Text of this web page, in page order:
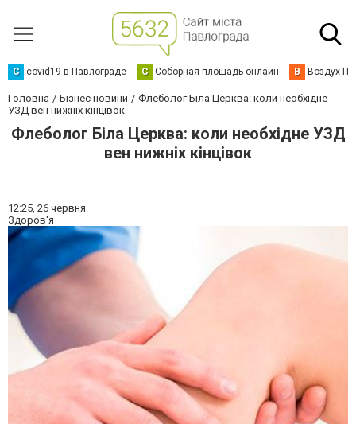
C covid19 в Павлограде С Соборная площадь онлайн В Воздух
Головна Бізнес новини
Флеболог Біла Церква: коли необхідне
УЗД вен нижніх кінцівок
Флеболог Біла Церква: коли необхідне УЗД
вен нижніх кінцівок
12:25, 26 червня
Здоров'я